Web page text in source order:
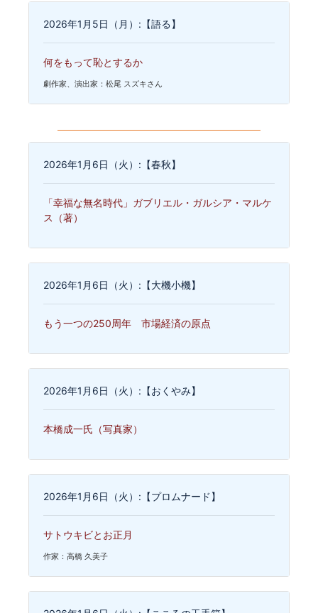
2026年1月5日（月）:【語る】
何をもって恥とするか
劇作家、演出家：松尾 スズキさん
2026年1月6日（火）:【春秋】
「幸福な無名時代」ガブリエル・ガルシア・マルケ
ス（著）
2026年1月6日（火）:【大機小機】
もう一つの250周年 市場経済の原点
2026年1月6日（火）:【おくやみ】
本橋成一氏（写真家）
2026年1月6日（火）:【プロムナード】
サトウキビとお正月
作家：高橋 久美子